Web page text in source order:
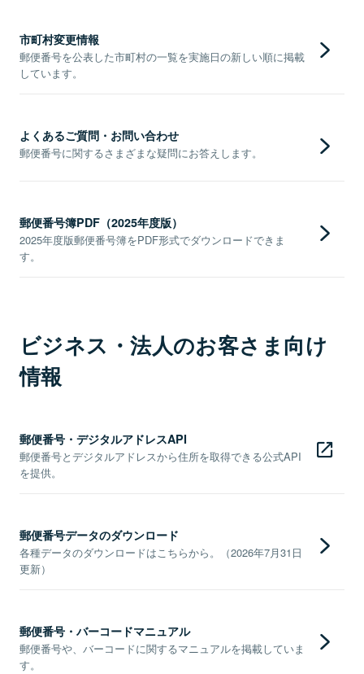
市町村変更情報
郵便番号を公表した市町村の一覧を実施日の新しい順に掲載
しています。
よくあるご質問・お問い合わせ
郵便番号に関するさまざまな疑問にお答えします。
郵便番号簿PDF（2025年度版）
2025年度版郵便番号簿をPDF形式でダウンロードできま
す。
ビジネス・法人のお客さま向け
情報
郵便番号・デジタルアドレスAPI
郵便番号とデジタルアドレスから住所を取得できる公式API
を提供。
郵便番号データのダウンロード
各種データのダウンロードはこちらから。（2026年7月31日
更新）
郵便番号・バーコードマニュアル
郵便番号や、バーコードに関するマニュアルを掲載していま
す。